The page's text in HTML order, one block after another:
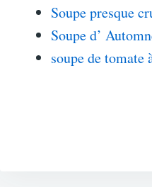
Soupe presque
Soupe d’
soupe de tomate